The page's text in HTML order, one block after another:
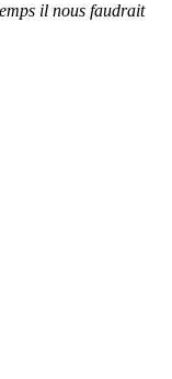
il nous faudrait